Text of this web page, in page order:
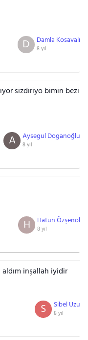
Damla Kosavalı
8 yıl
D
sizdiriyo bimin bezi
Aysegul Doganoğlu
8 yıl
A
Hatun Özşenol
8 yıl
H
inşallah iyidir
Sibel Uzu
8 yıl
S